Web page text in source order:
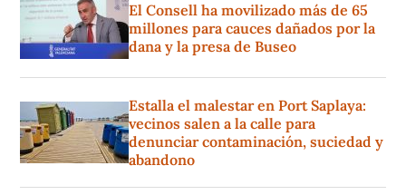
El Consell ha movilizado más de 65
millones para cauces dañados por la
dana y la presa de Buseo
Estalla el malestar en Port Saplaya:
vecinos salen a la calle para
denunciar contaminación, suciedad y
abandono